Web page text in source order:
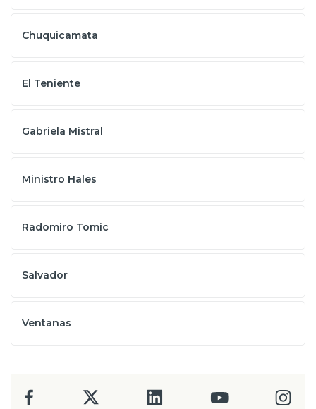
Chuquicamata
El Teniente
Gabriela Mistral
Ministro Hales
Radomiro Tomic
Salvador
Ventanas